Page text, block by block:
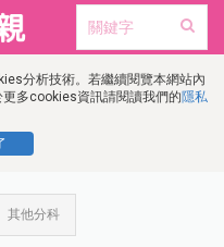
分析技術。若繼續閱覽本網站內
多cookies資訊請閱讀我們的隱私
其他分科